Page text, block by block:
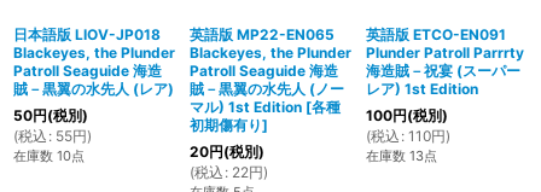
日本語版 LIOV-JP018
Blackeyes, the Plunder
Patroll Seaguide 海造
賊－黒翼の水先人 (レア)
50円(税別)
(税込 : 55円)
在庫数 10点
英語版 MP22-EN065
Blackeyes, the Plunder
Patroll Seaguide 海造
賊－黒翼の水先人 (ノー
マル) 1st Edition [各種
初期傷有り]
20円(税別)
(税込 : 22円)
英語版 ETCO-EN091
Plunder Patroll Parrrty
海造賊－祝宴 (スーパー
レア) 1st Edition
100円(税別)
(税込 : 110円)
在庫数 13点